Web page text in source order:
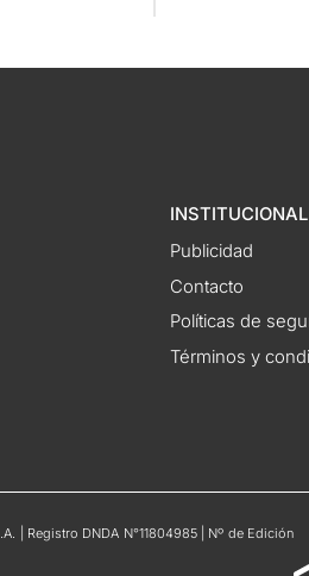
INSTITUCIONAL
Publicidad
Contacto
Políticas de
Términos y
| Registro DNDA N°11804985 | Nº de Edición